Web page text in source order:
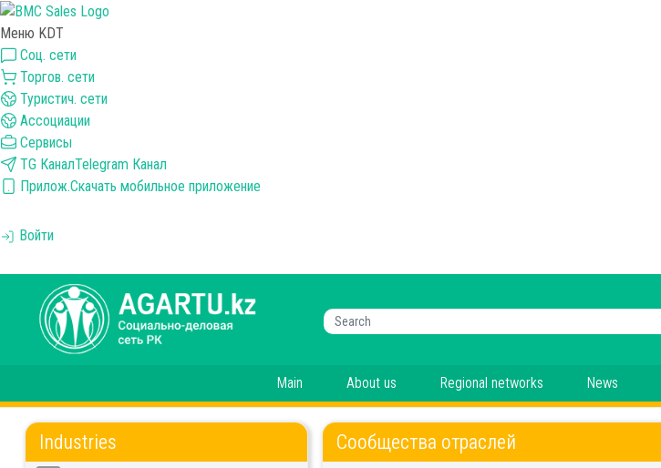
Меню KDT
Соц. сети
Торгов. сети
Туристич. сети
Ассоциации
Сервисы
TG КаналTelegram Канал
Прилож.Скачать мобильное приложение
Войти
Main About us Regional networks News
Industries Сообщества отраслей